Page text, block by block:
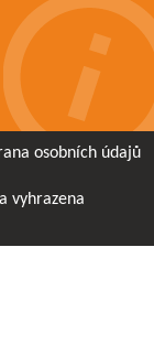
osobních údajů
vyhrazena